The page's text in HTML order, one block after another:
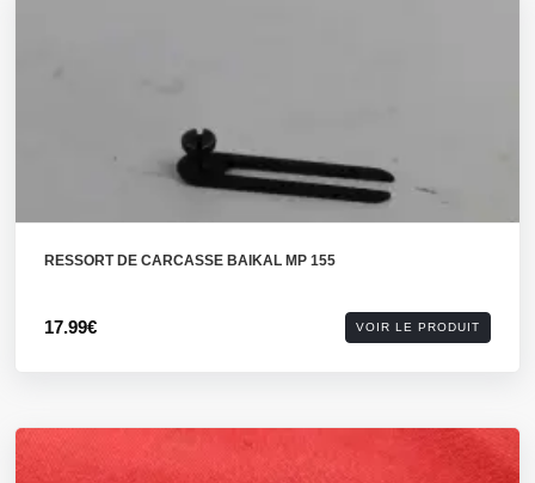
RESSORT DE CARCASSE BAIKAL MP 155
17.99€ VOIR LE PRODUIT